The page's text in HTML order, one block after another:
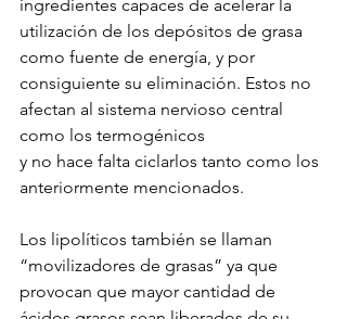
ingredientes capaces de acelerar la
utilización de los depósitos de grasa
como fuente de energía, y por
consiguiente su eliminación. Estos no
afectan al sistema nervioso central
como los termogénicos
y no hace falta ciclarlos tanto como los
anteriormente mencionados.
Los lipolíticos también se llaman
“movilizadores de grasas” ya que
provocan que mayor cantidad de